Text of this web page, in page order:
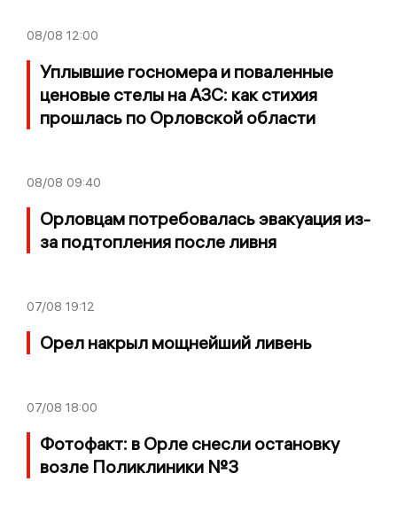
08/08 12:00
Уплывшие госномера и поваленные
ценовые стелы на АЗС: как стихия
прошлась по Орловской области
08/08 09:40
Орловцам потребовалась эвакуация из-
за подтопления после ливня
07/08 19:12
Орел накрыл мощнейший ливень
07/08 18:00
Фотофакт: в Орле снесли остановку
возле Поликлиники №3